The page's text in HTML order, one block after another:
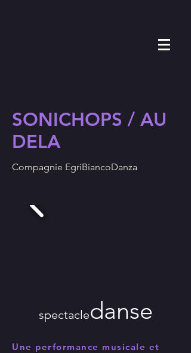
SONICHOPS / AU
DELA
Compagnie EgriBiancoDanza
spectacledanse
Une performance musicale et